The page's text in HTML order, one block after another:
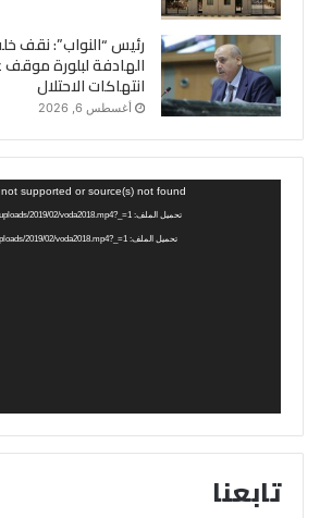
رئيس “النواب”: نقف
الهادفة لبلورة
انتهاكات الاحتلال
أغسطس 6, 2026
supported or source(s) not found
تحميل الملف: https://7areer.com/wp-content/uploads/2019/02/voda2018.mp4?_=1
تحميل الملف: http://7areer.com/wp-content/uploads/2019/02/voda2018.mp4?_=1
تابعنا